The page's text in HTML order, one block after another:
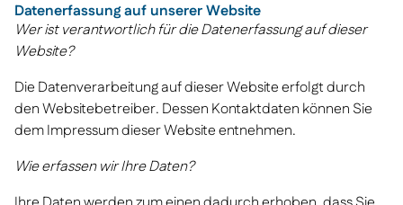
Datenerfassung auf unserer Website
Wer ist verantwortlich für die Datenerfassung auf dieser
Website?
Die Datenverarbeitung auf dieser Website erfolgt durch
den Websitebetreiber. Dessen Kontaktdaten können Sie
dem Impressum dieser Website entnehmen.
Wie erfassen wir Ihre Daten?